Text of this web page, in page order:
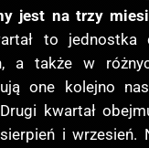
jest na trzy
to jednostka
a także w
one kolejno
kwartał
i wrzesień.